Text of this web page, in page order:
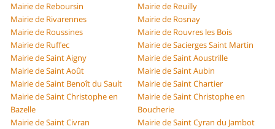
Mairie de Reboursin
Mairie de Reuilly
Mairie de Rivarennes
Mairie de Rosnay
Mairie de Roussines
Mairie de Rouvres les Bois
Mairie de Ruffec
Mairie de Sacierges Saint Martin
Mairie de Saint Aigny
Mairie de Saint Aoustrille
Mairie de Saint Août
Mairie de Saint Aubin
Mairie de Saint Benoît du Sault
Mairie de Saint Chartier
Mairie de Saint Christophe en
Bazelle
Mairie de Saint Christophe en
Boucherie
Mairie de Saint Civran
Mairie de Saint Cyran du Jambot